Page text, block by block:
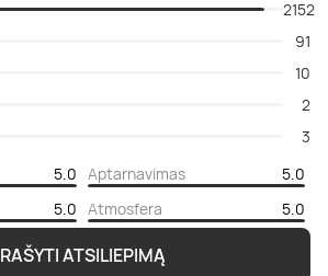
RAŠYTI ATSILIEPIMĄ
2152
91
10
2
3
5.0 Aptarnavimas
5.0
5.0 Atmosfera 5.0